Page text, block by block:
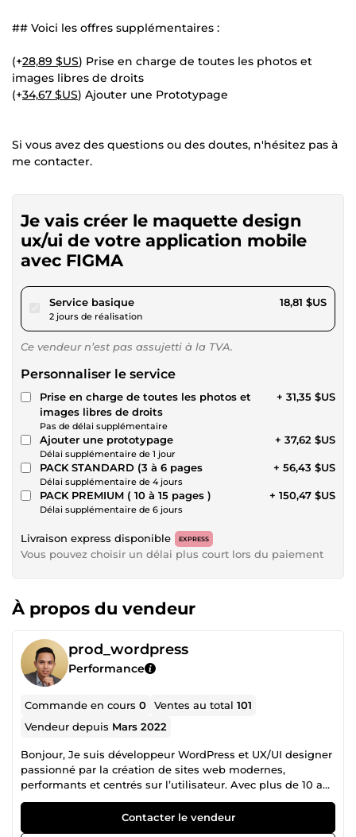
## Voici les offres supplémentaires :
(+28,89 $US) Prise en charge de toutes les photos et
images libres de droits
(+34,67 $US) Ajouter une Prototypage
Si vous avez des questions ou des doutes, n'hésitez pas à
me contacter.
Je vais créer le maquette design
ux/ui de votre application mobile
avec FIGMA
Service basiquepour 17,34 $US
2 jours de réalisation
18,81 $US
Ce vendeur n’est pas assujetti à la TVA.
Personnaliser le service
Prise en charge de toutes les photos et
images libres de droits
Pas de délai supplémentaire
+ 31,35 $US
Ajouter une prototypage
Délai supplémentaire de 1 jour
+ 37,62 $US
PACK STANDARD (3 à 6 pages
Délai supplémentaire de 4 jours
+ 56,43 $US
PACK PREMIUM ( 10 à 15 pages )
Délai supplémentaire de 6 jours
+ 150,47 $US
Livraison express disponible EXPRESS
Vous pouvez choisir un délai plus court lors du paiement
À propos du vendeur
prod_wordpress
Performance
Commande en cours0 Ventes au total101
Vendeur depuis Mars 2022
Bonjour, Je suis développeur WordPress et UX/UI designer
passionné par la création de sites web modernes,
performants et centrés sur l’utilisateur. Avec plus de 10 ans
d’expérience, j’ai eu l’opportunité de collaborer sur de
nombreux projets variés : sites vitrines, boutiques en ligne,
blogs et plateformes professionnelles. Mon parcours m’a
Contacter le vendeur